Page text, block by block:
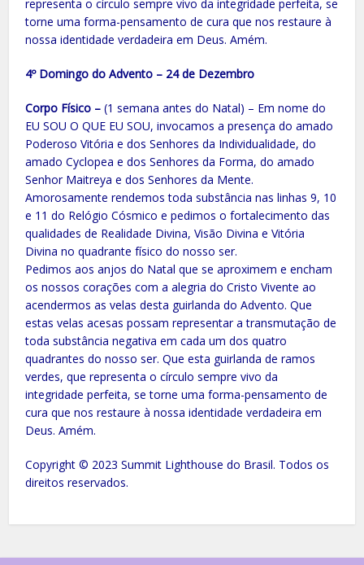
representa o círculo sempre vivo da integridade perfeita, se
torne uma forma-pensamento de cura que nos restaure à
nossa identidade verdadeira em Deus. Amém.
4º Domingo do Advento – 24 de Dezembro
Corpo Físico –(1 semana antes do Natal) – Em nome do
EU SOU O QUE EU SOU, invocamos a presença do amado
Poderoso Vitória e dos Senhores da Individualidade, do
amado Cyclopea e dos Senhores da Forma, do amado
Senhor Maitreya e dos Senhores da Mente.
Amorosamente rendemos toda substância nas linhas 9, 10
e 11 do Relógio Cósmico e pedimos o fortalecimento das
qualidades de Realidade Divina, Visão Divina e Vitória
Divina no quadrante físico do nosso ser.
Pedimos aos anjos do Natal que se aproximem e encham
os nossos corações com a alegria do Cristo Vivente ao
acendermos as velas desta guirlanda do Advento. Que
estas velas acesas possam representar a transmutação de
toda substância negativa em cada um dos quatro
quadrantes do nosso ser. Que esta guirlanda de ramos
verdes, que representa o círculo sempre vivo da
integridade perfeita, se torne uma forma-pensamento de
cura que nos restaure à nossa identidade verdadeira em
Deus. Amém.
Copyright © 2023 Summit Lighthouse do Brasil. Todos os
direitos reservados.